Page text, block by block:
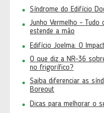
Síndrome do Edifício
Junho Vermelho - Tudo
estende a mão
Edifício Joelma: O
O que diz a NR-36
no frigorífico?
Saiba diferenciar as
Boreout
Dicas para melhorar o